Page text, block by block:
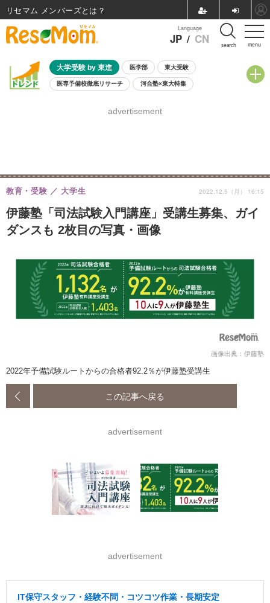
menu
Language
JP / CN search
大学受験 by 東進 医学部 東大受験
医専予備校徹底リサーチ 河合塾×東大特集
8月開催学校説明会・相談会
advertisement
伊藤塾「司法試験入門講座」受講生募集、ガイ
ダンスも 2枚目の写真・画像
教育・受験 大学生 2022.12.5（月） 16:15
画像出典：伊藤塾
2022年予備試験ルートからの合格者92.2％が伊藤塾受講生
この記事へ戻る
advertisement
advertisement
IT保守スタッフ・経験不問・コツコツ作業・長期安定
リセマム メンバーズ